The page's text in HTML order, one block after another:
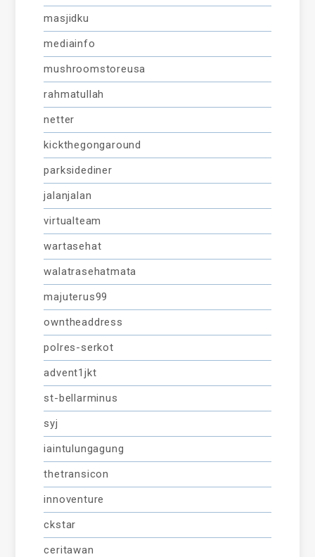
masjidku
mediainfo
mushroomstoreusa
rahmatullah
netter
kickthegongaround
parksidediner
jalanjalan
virtualteam
wartasehat
walatrasehatmata
majuterus99
owntheaddress
polres-serkot
advent1jkt
st-bellarminus
syj
iaintulungagung
thetransicon
innoventure
ckstar
ceritawan